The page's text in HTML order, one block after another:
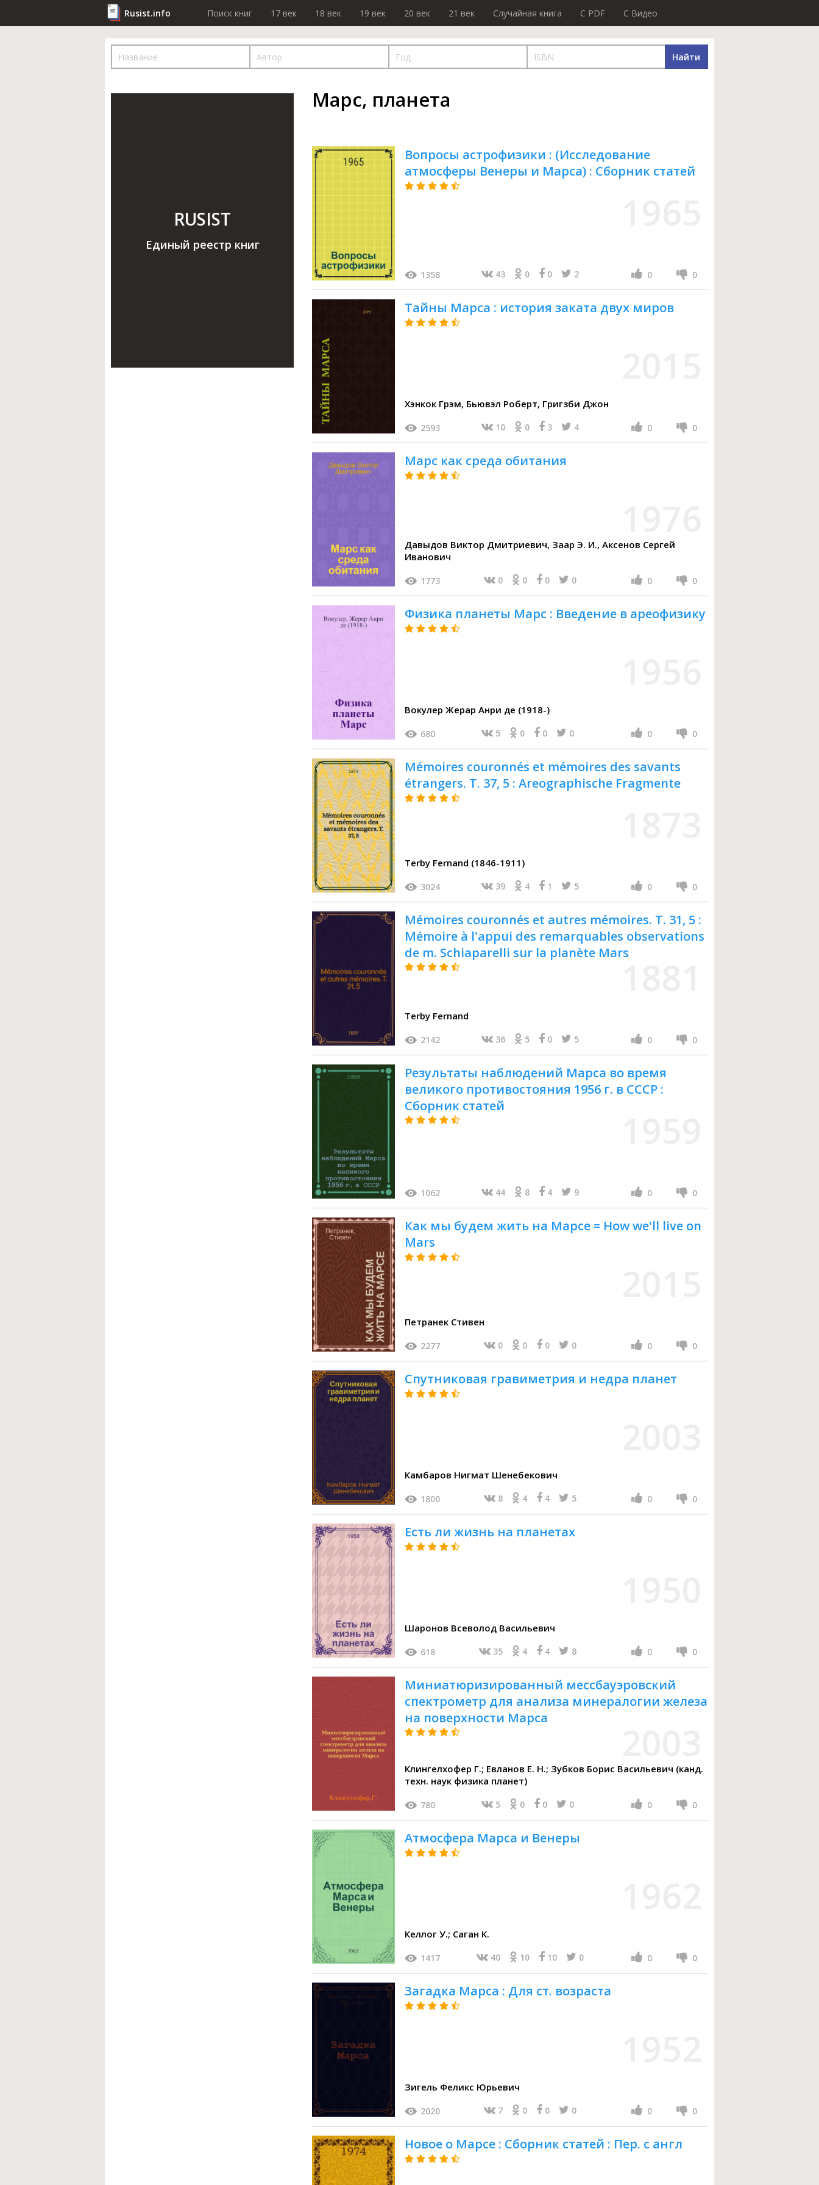
Rusist.info Поиск книг 17 век 18 век 19 век 20 век 21 век Случайная книга C PDF C Видео
Найти
RUSIST
Единый реестр книг
Марс, планета
Вопросы астрофизики : (Исследование
атмосферы Венеры и Марса) : Сборник статей
1358 43 0 0 2 0 0
Тайны Марса : история заката двух миров
Хэнкок Грэм, Бьювэл Роберт, Григзби Джон
2593 10 0 3 4 0 0
Марс как среда обитания
Давыдов Виктор Дмитриевич, Заар Э. И., Аксенов Сергей
Иванович
1773 0 0 0 0 0 0
Физика планеты Марс : Введение в ареофизику
Вокулер Жерар Анри де (1918-)
680 5 0 0 0 0 0
Mémoires couronnés et mémoires des savants
étrangers. T. 37, 5 : Areographische Fragmente
Terby Fernand (1846-1911)
3024 39 4 1 5 0 0
Mémoires couronnés et autres mémoires. T. 31, 5 :
Mémoire à l'appui des remarquables observations
de m. Schiaparelli sur la planète Mars
Terby Fernand
2142 36 5 0 5 0 0
Результаты наблюдений Марса во время
великого противостояния 1956 г. в СССР :
Сборник статей
1062 44 8 4 9 0 0
Как мы будем жить на Марсе = How we'll live on
Mars
Петранек Стивен
2277 0 0 0 0 0 0
Спутниковая гравиметрия и недра планет
Камбаров Нигмат Шенебекович
1800 8 4 4 5 0 0
Есть ли жизнь на планетах
Шаронов Всеволод Васильевич
618 35 4 4 8 0 0
Миниатюризированный мессбауэровский
спектрометр для анализа минералогии железа
на поверхности Марса
Клингелхофер Г.; Евланов Е. Н.; Зубков Борис Васильевич (канд.
техн. наук физика планет)
780 5 0 0 0 0 0
Атмосфера Марса и Венеры
Келлог У.; Саган К.
1417 40 10 10 0 0 0
Загадка Марса : Для ст. возраста
Зигель Феликс Юрьевич
2020 7 0 0 0 0 0
Новое о Марсе : Сборник статей : Пер. с англ